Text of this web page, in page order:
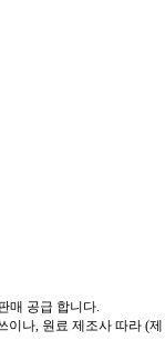
매 공급 합니다.
이나, 원료 제조사 따라 (제